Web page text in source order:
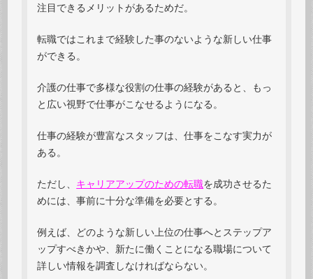
注目できるメリットがあるためだ。
転職ではこれまで経験した事のないような新しい仕事
ができる。
介護の仕事で多様な役割の仕事の経験があると、もっ
と広い視野で仕事がこなせるようになる。
仕事の経験が豊富なスタッフは、仕事をこなす実力が
ある。
ただし、 キャリアアップのための転職を成功させるた
めには、事前に十分な準備を必要とする。
例えば、どのような新しい上位の仕事へとステップア
ップすべきかや、新たに働くことになる職場について
詳しい情報を調査しなければならない。